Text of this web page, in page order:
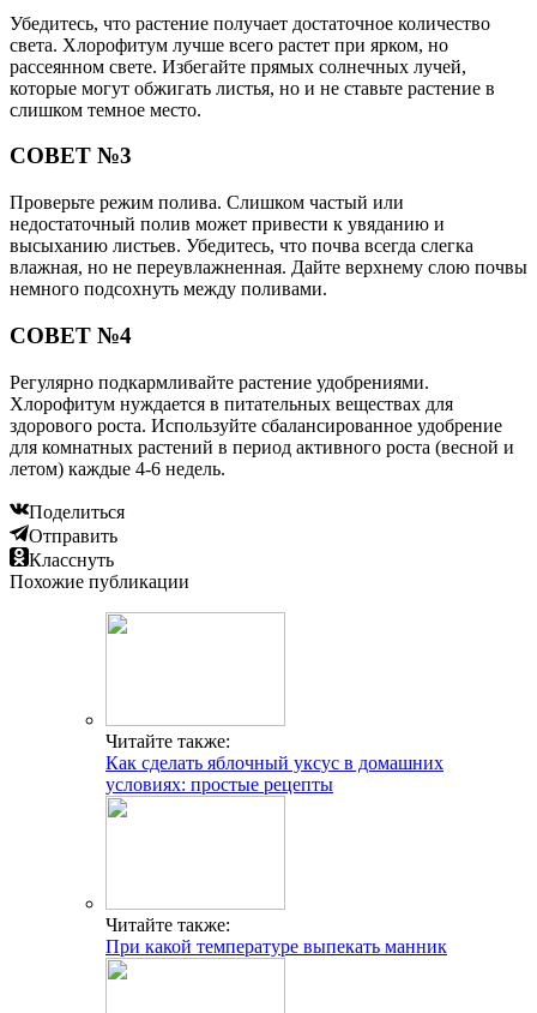
Убедитесь, что растение получает достаточное количество
света. Хлорофитум лучше всего растет при ярком, но
рассеянном свете. Избегайте прямых солнечных лучей,
которые могут обжигать листья, но и не ставьте растение в
слишком темное место.
СОВЕТ №3
Проверьте режим полива. Слишком частый или
недостаточный полив может привести к увяданию и
высыханию листьев. Убедитесь, что почва всегда слегка
влажная, но не переувлажненная. Дайте верхнему слою почвы
немного подсохнуть между поливами.
СОВЕТ №4
Регулярно подкармливайте растение удобрениями.
Хлорофитум нуждается в питательных веществах для
здорового роста. Используйте сбалансированное удобрение
для комнатных растений в период активного роста (весной и
летом) каждые 4-6 недель.
Поделиться
Отправить
Класснуть
Похожие публикации
Читайте также:
Как сделать яблочный уксус в домашних
условиях: простые рецепты
Читайте также:
При какой температуре выпекать манник